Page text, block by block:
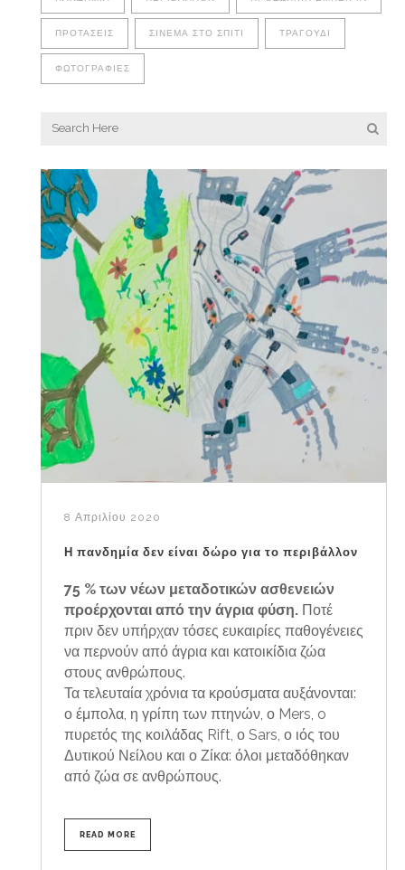
ΠΡΟΤΆΣΕΙΣ ΣΙΝΕΜΆ ΣΤΟ ΣΠΊΤΙ ΤΡΑΓΟΎΔΙ
ΦΩΤΟΓΡΑΦΊΕΣ
8 Απριλίου 2020
Η πανδημία δεν είναι δώρο για το περιβάλλον
75 % των νέων μεταδοτικών ασθενειών
προέρχονται από την άγρια φύση. Ποτέ
πριν δεν υπήρχαν τόσες ευκαιρίες παθογένειες
να περνούν από άγρια και κατοικίδια ζώα
στους ανθρώπους.
Τα τελευταία χρόνια τα κρούσματα αυξάνονται:
ο έμπολα, η γρίπη των πτηνών, ο Mers, o
πυρετός της κοιλάδας Rift, ο Sars, ο ιός του
Δυτικού Νείλου και ο Ζίκα: όλοι μεταδόθηκαν
από ζώα σε ανθρώπους.
READ MORE